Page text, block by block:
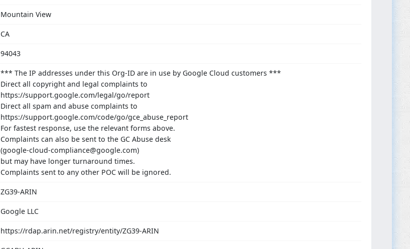
Mountain View
CA
94043
*** The IP addresses under this Org-ID are in use by Google Cloud customers ***
Direct all copyright and legal complaints to
https://support.google.com/legal/go/report
Direct all spam and abuse complaints to
https://support.google.com/code/go/gce_abuse_report
For fastest response, use the relevant forms above.
Complaints can also be sent to the GC Abuse desk
(google-cloud-compliance@google.com)
but may have longer turnaround times.
Complaints sent to any other POC will be ignored.
ZG39-ARIN
Google LLC
https://rdap.arin.net/registry/entity/ZG39-ARIN